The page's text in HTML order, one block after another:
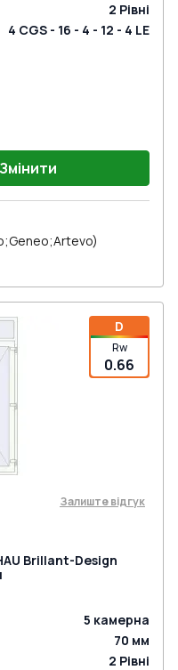
2 Рівні
4 CGS - 16 - 4 - 12 - 4 LE
D
Rw
0.66
Залиште відгук
Brillant-Design
5 камерна
70 мм
2 Рівні